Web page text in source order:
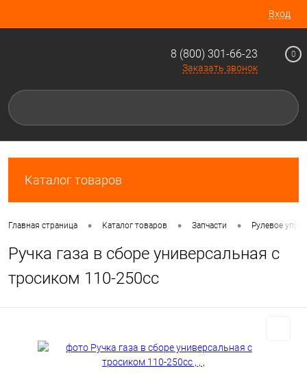
Вход
8 (800) 301-66-23
Заказать звонок
0
Каталог товаров
Главная страница • Каталог товаров • Запчасти • Рулевое
Ручка газа в сборе универсальная с
тросиком 110-250cc